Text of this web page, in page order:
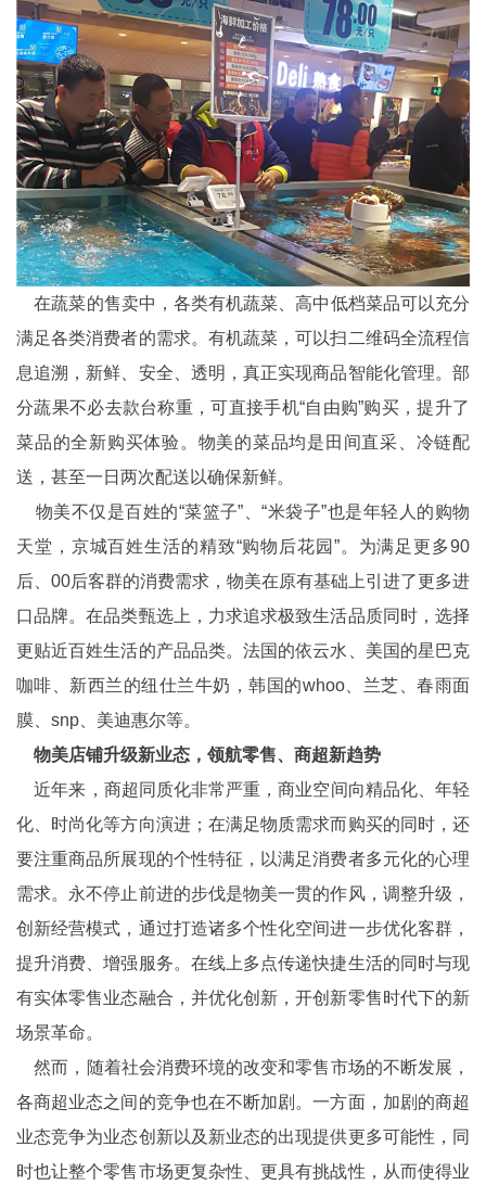
在蔬菜的售卖中，各类有机蔬菜、高中低档菜品可以充分
满足各类消费者的需求。有机蔬菜，可以扫二维码全流程信
息追溯，新鲜、安全、透明，真正实现商品智能化管理。部
分蔬果不必去款台称重，可直接手机“自由购”购买，提升了
菜品的全新购买体验。物美的菜品均是田间直采、冷链配
送，甚至一日两次配送以确保新鲜。
物美不仅是百姓的“菜篮子”、“米袋子”也是年轻人的购物
天堂，京城百姓生活的精致“购物后花园”。为满足更多90
后、00后客群的消费需求，物美在原有基础上引进了更多进
口品牌。在品类甄选上，力求追求极致生活品质同时，选择
更贴近百姓生活的产品品类。法国的依云水、美国的星巴克
咖啡、新西兰的纽仕兰牛奶，韩国的whoo、兰芝、春雨面
膜、snp、美迪惠尔等。
物美店铺升级新业态，领航零售、商超新趋势
近年来，商超同质化非常严重，商业空间向精品化、年轻
化、时尚化等方向演进；在满足物质需求而购买的同时，还
要注重商品所展现的个性特征，以满足消费者多元化的心理
需求。永不停止前进的步伐是物美一贯的作风，调整升级，
创新经营模式，通过打造诸多个性化空间进一步优化客群，
提升消费、增强服务。在线上多点传递快捷生活的同时与现
有实体零售业态融合，并优化创新，开创新零售时代下的新
场景革命。
然而，随着社会消费环境的改变和零售市场的不断发展，
各商超业态之间的竞争也在不断加剧。一方面，加剧的商超
业态竞争为业态创新以及新业态的出现提供更多可能性，同
时也让整个零售市场更复杂性、更具有挑战性，从而使得业